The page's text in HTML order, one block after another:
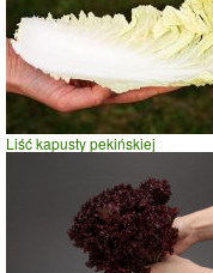
Liść kapusty pekińskiej